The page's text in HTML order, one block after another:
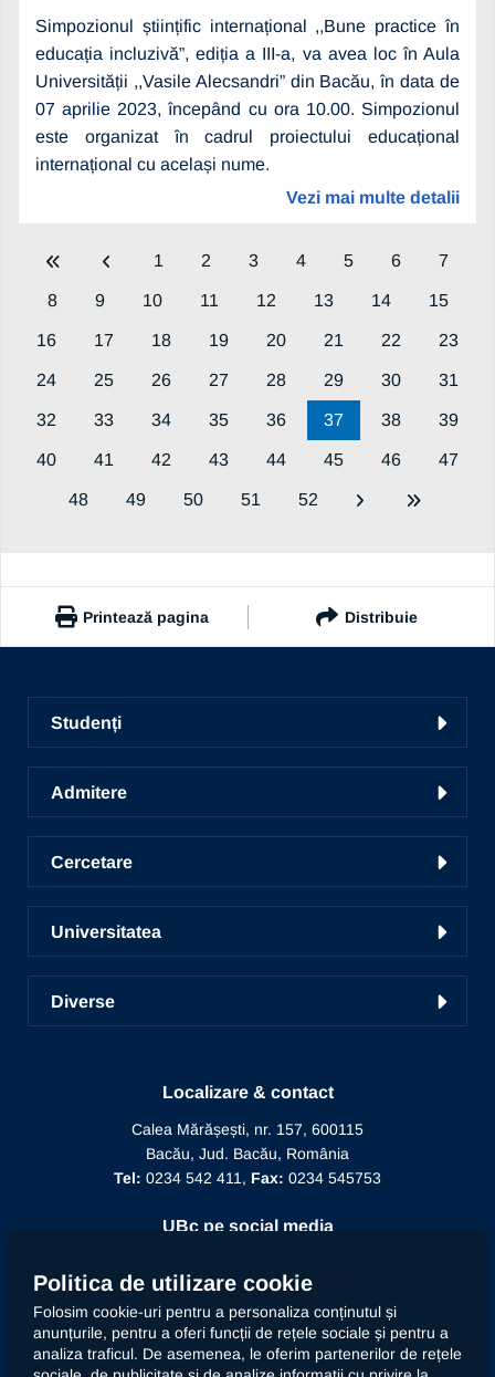
Simpozionul științific internațional ,,Bune practice în
educația incluzivă”, ediția a III-a, va avea loc în Aula
Universității ,,Vasile Alecsandri” din Bacău, în data de
07 aprilie 2023, începând cu ora 10.00. Simpozionul
este organizat în cadrul proiectului educațional
internațional cu același nume.
Vezi mai multe detalii
1 2 3 4 5 6 7
8 9 10 11 12 13 14 15
16 17 18 19 20 21 22 23
24 25 26 27 28 29 30 31
32 33 34 35 36 37 38 39
40 41 42 43 44 45 46 47
48 49 50 51 52
Printează pagina Distribuie
Studenți
Facultăți
Ghid de studii
Liga studențească
Radio UNSR Bacău
Academic TV
Admitere
Conversie, specializare și grade
Admitere
Pregătirea personalului didactic
Învățământ la distanță
Biblioteca
Cercetare
Cercetare în UBc
Acces portal bază de date
Manifestări științifice
Editura Alma Mater
Universitatea
Prezentarea Universității
Alegeri
Relații internaționale
Informații de interes public
Diverse
Recunoaștere funcție didactică
Recunoaștere conducător doctorat
Localizare & contact
Calea Mărășești, nr. 157, 600115
Bacău, Jud. Bacău, România
Tel: 0234 542 411, Fax: 0234 545753
UBc pe social media
Contact
Politica de utilizare cookie
Folosim cookie-uri pentru a personaliza conținutul și
anunțurile, pentru a oferi funcții de rețele sociale și pentru a
analiza traficul. De asemenea, le oferim partenerilor de rețele